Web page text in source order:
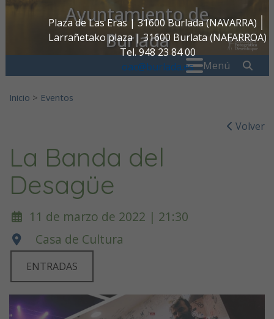
Plaza de Las Eras | 31600 Burlada (NAVARRA)
Larrañetako plaza | 31600 Burlata (NAFARROA)
Tel. 948 23 84 00
oac@burlada.es
Ayuntamiento de
Burlada
Menú
Inicio > Eventos
Volver
La Banda del
Desagüe
11 de marzo de 2022 | 21:30
Casa de Cultura
ENTRADAS